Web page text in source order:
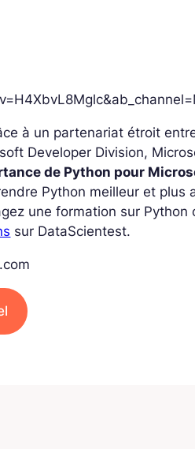
à un partenariat étroit
Developer Division,
de Python pour
Python meilleur et plus
une formation sur Python
sur DataScientest.